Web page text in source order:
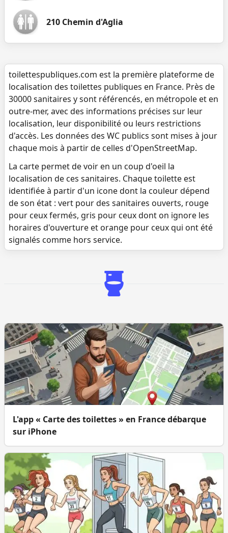
210 Chemin d'Aglia
toilettespubliques.com est la première plateforme de
localisation des toilettes publiques en France. Près de
30000 sanitaires y sont référencés, en métropole et en
outre-mer, avec des informations précises sur leur
localisation, leur disponibilité ou leurs restrictions
d'accès. Les données des WC publics sont mises à jour
chaque mois à partir de celles d'OpenStreetMap.
La carte permet de voir en un coup d'oeil la
localisation de ces sanitaires. Chaque toilette est
identifiée à partir d'un icone dont la couleur dépend
de son état : vert pour des sanitaires ouverts, rouge
pour ceux fermés, gris pour ceux dont on ignore les
horaires d'ouverture et orange pour ceux qui ont été
signalés comme hors service.
L'app « Carte des toilettes » en France débarque
sur iPhone